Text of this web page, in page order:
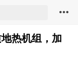
热机组，加